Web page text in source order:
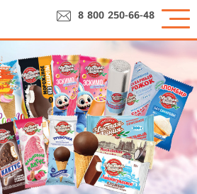
8 800 250-66-48